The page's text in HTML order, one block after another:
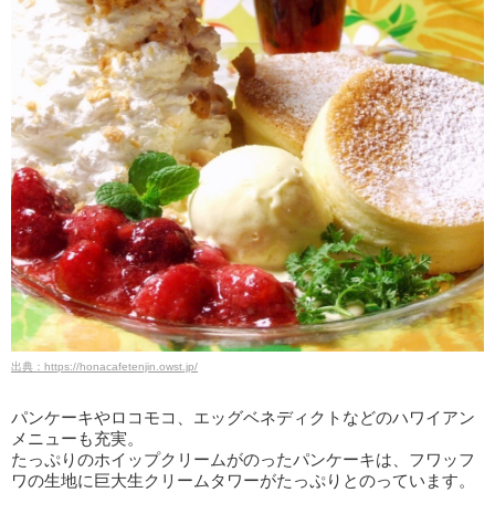
出典：https://honacafetenjin.owst.jp/
パンケーキやロコモコ、エッグベネディクトなどのハワイアン
メニューも充実。
たっぷりのホイップクリームがのったパンケーキは、フワッフ
ワの生地に巨大生クリームタワーがたっぷりとのっています。